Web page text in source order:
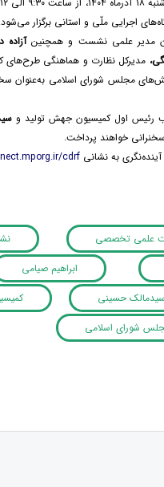
اجرایی ملّی و استانی برگزار می‌شود.
مدیر علمی نشست و همچنینآزاده
مدیرکل نظارت و هماهنگی طرح‌های
مجلس شورای اسلامی به‌عنوان
رئیس اول کمیسیون جهش تولید و
خواهند پرداخت.
آینده‌نگری به نشانیcdrf
علمی تخصصی
ابراهیم صیامی
سیدمالک حسینی
شورای اسلامی